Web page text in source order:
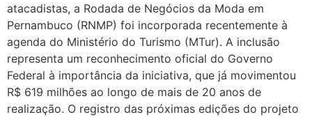
atacadistas, a Rodada de Negócios da Moda em
Pernambuco (RNMP) foi incorporada recentemente à
agenda do Ministério do Turismo (MTur). A inclusão
representa um reconhecimento oficial do Governo
Federal à importância da iniciativa, que já movimentou
R$ 619 milhões ao longo de mais de 20 anos de
realização. O registro das próximas edições do projeto